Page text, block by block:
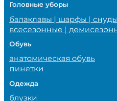
Головные уборы
балаклавы | шарфы | снуды
всесезонные |
Обувь
анатомическая обувь
пинетки
Одежда
блузки